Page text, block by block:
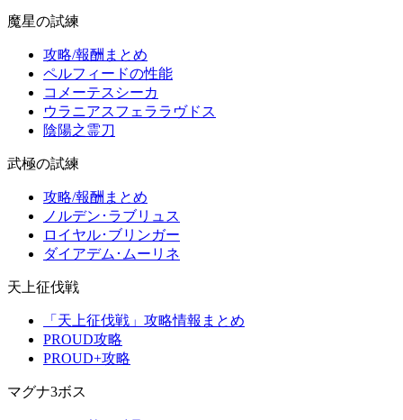
魔星の試練
攻略/報酬まとめ
ペルフィードの性能
コメーテスシーカ
ウラニアスフェララヴドス
陰陽之霊刀
武極の試練
攻略/報酬まとめ
ノルデン･ラブリュス
ロイヤル･ブリンガー
ダイアデム･ムーリネ
天上征伐戦
「天上征伐戦」攻略情報まとめ
PROUD攻略
PROUD+攻略
マグナ3ボス